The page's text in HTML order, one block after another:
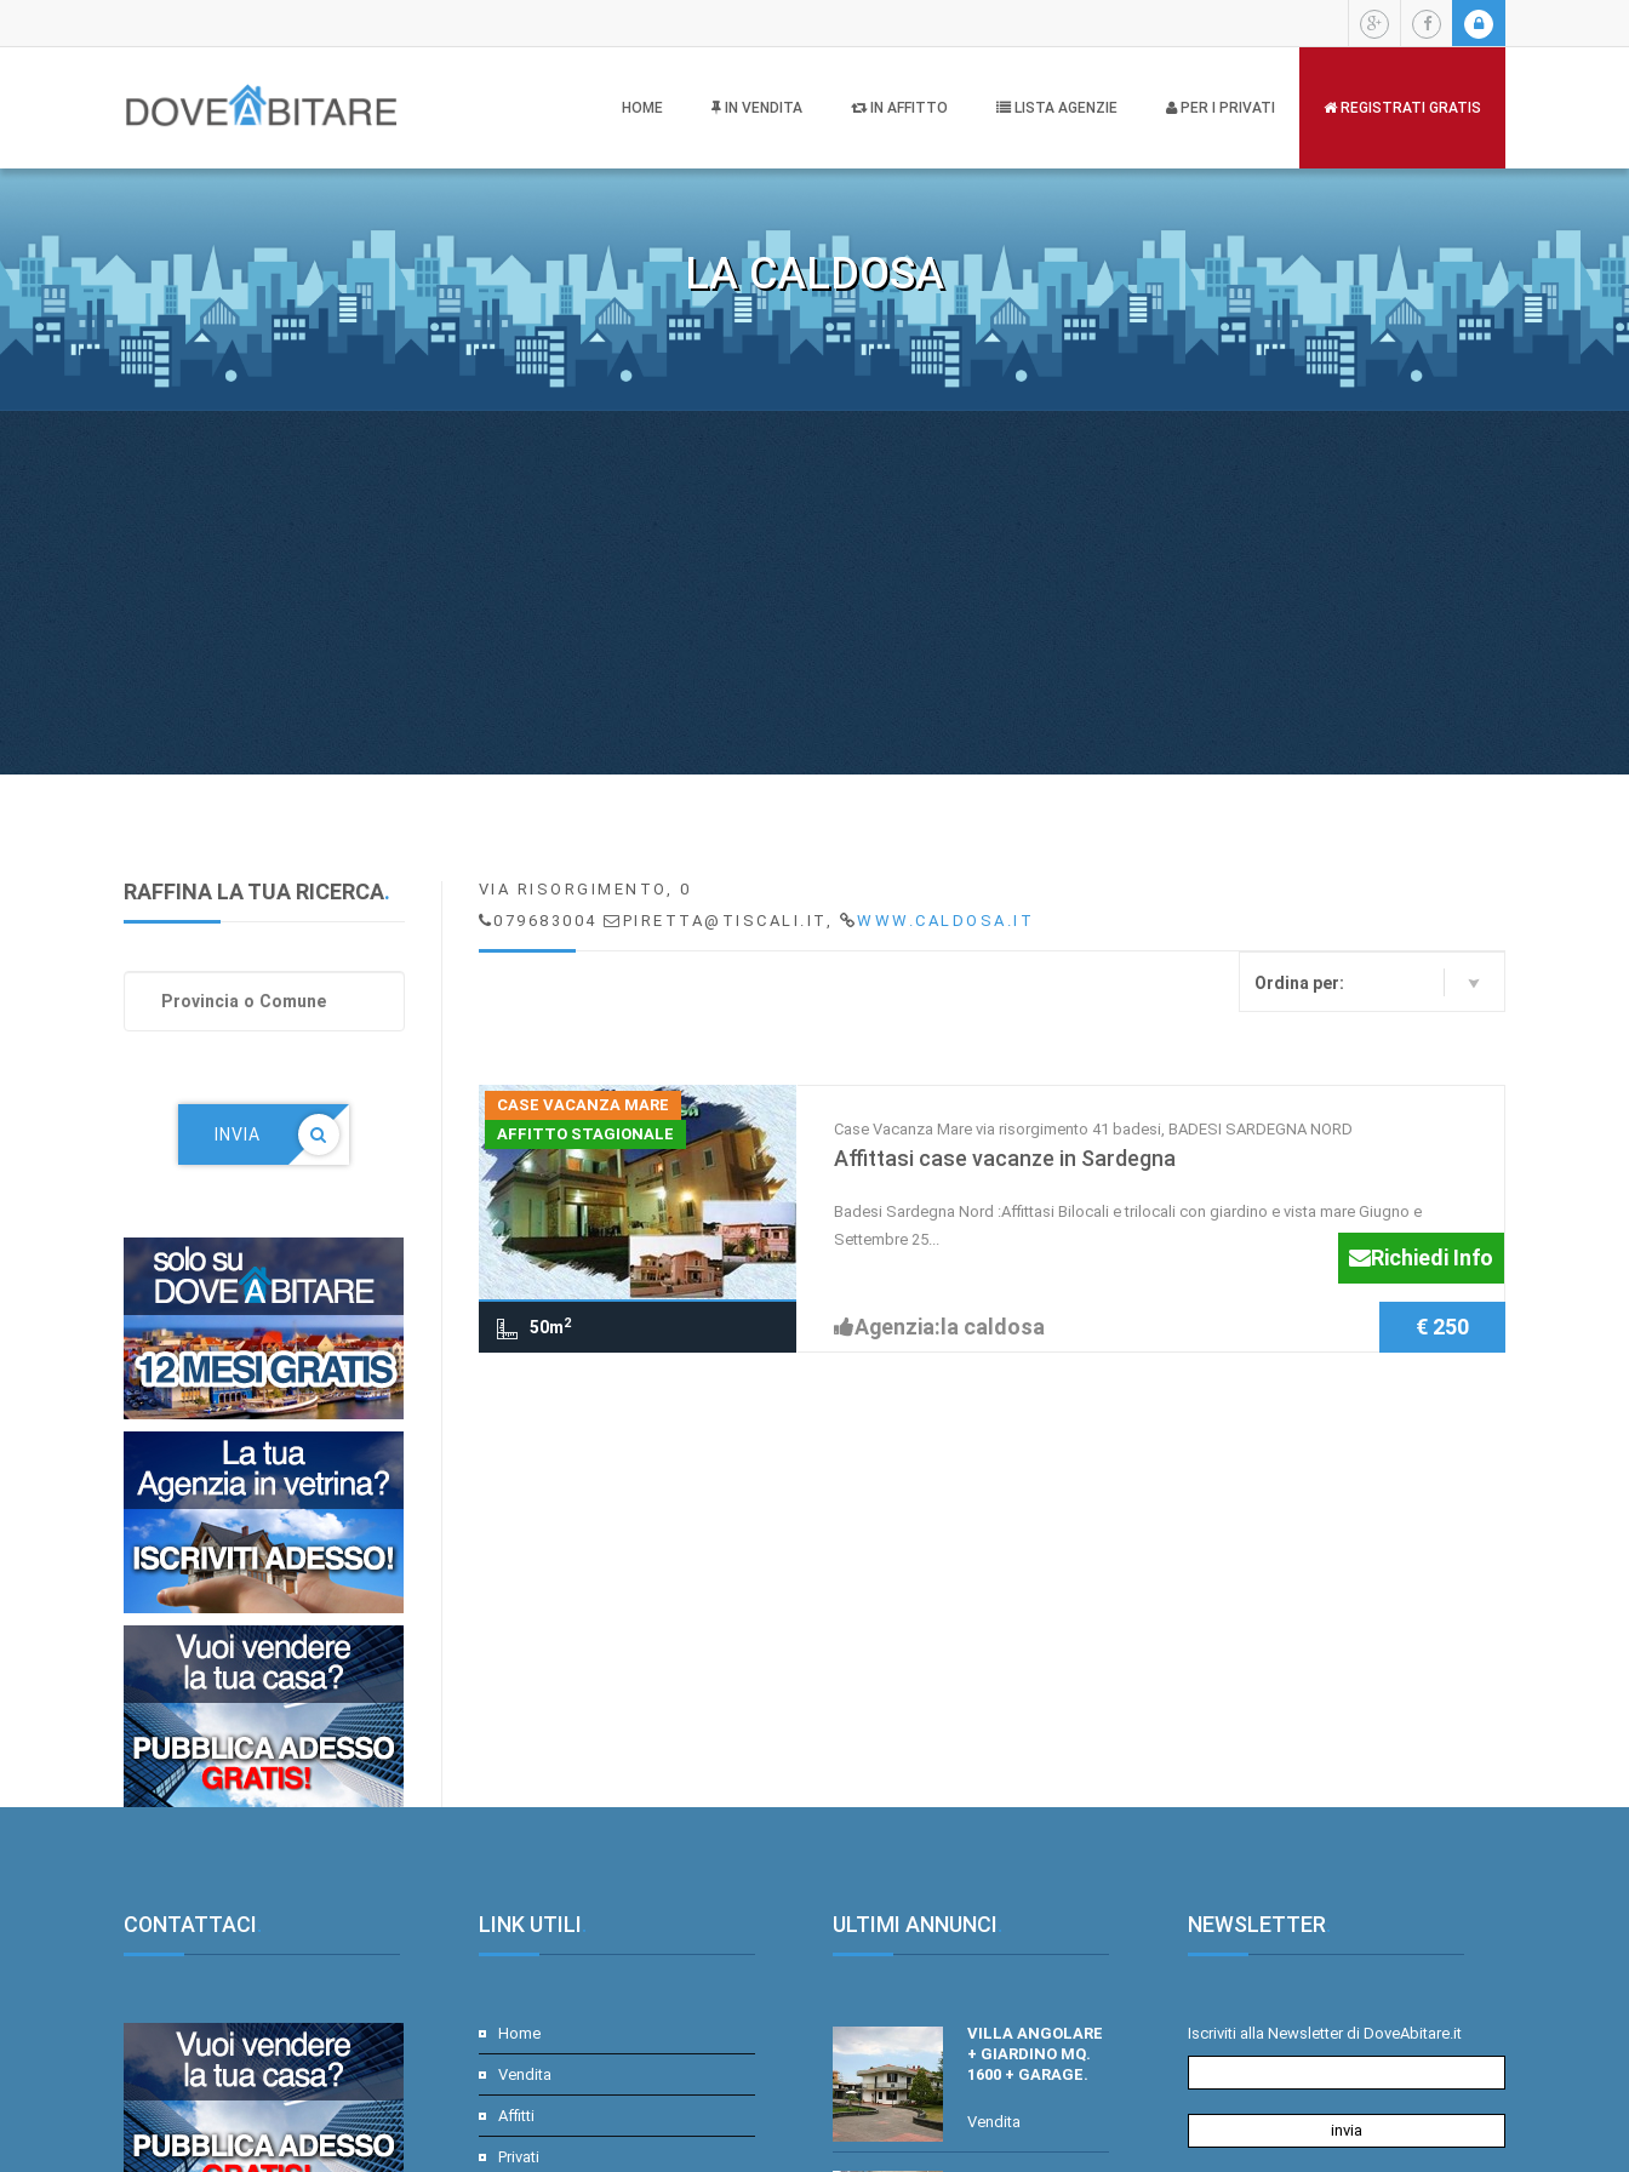
HOME IN VENDITA IN AFFITTO LISTA AGENZIE PER I PRIVATI REGISTRATI GRATIS
LA CALDOSA
VIA RISORGIMENTO, 0
079683004
PIRETTA@TISCALI.IT, WWW.CALDOSA.IT
Ordina per:
CASE VACANZA MARE
AFFITTO STAGIONALE
50m2
Case Vacanza Mare via risorgimento 41 badesi, BADESI SARDEGNA NORD
Affittasi case vacanze in Sardegna
Badesi Sardegna Nord :Affittasi Bilocali e trilocali con giardino e vista mare Giugno e
Settembre 25...
Richiedi Info
Agenzia:la caldosa € 250
RAFFINA LA TUA RICERCA.
INVIA
CONTATTACI. LINK UTILI.
Home
Vendita
Affitti
Privati
ULTIMI ANNUNCI.
VILLA ANGOLARE
+ GIARDINO MQ.
1600 + GARAGE.
Vendita
NEWSLETTER.
Iscriviti alla Newsletter di DoveAbitare.it